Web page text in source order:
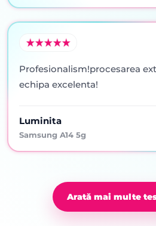
Profesionalism!procesarea
echipa excelenta!
Luminita
Samsung A14 5g
Arată mai multe